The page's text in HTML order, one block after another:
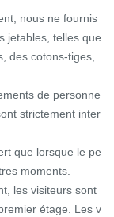
nous ne fournis
jetables, telles que
des cotons-tiges,
de personne
strictement inter
que lorsque le pe
moments.
les visiteurs sont
étage. Les v